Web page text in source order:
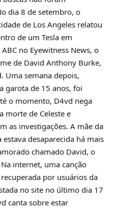
dia 8 de setembro, o
de Los Angeles relatou
de um Tesla em
no Eyewitness News, o
de David Anthony Burke,
Uma semana depois,
garota de 15 anos, foi
o momento, D4vd nega
morte de Celeste e
as investigações. A mãe da
desaparecida há mais
chamado David, o
internet, uma canção
por usuários da
no site no último dia 17
canta sobre estar